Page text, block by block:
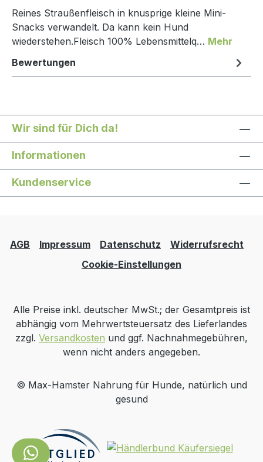
Reines Straußenfleisch in knusprige kleine Mini-
Snacks verwandelt. Da kann kein Hund
wiederstehen.Fleisch 100% Lebensmittelq… Mehr
Bewertungen
Wir sind für Dich da!
Informationen
Kundenservice
AGB Impressum Datenschutz
Widerrufsrecht
Cookie-Einstellungen
Alle Preise inkl. deutscher MwSt.; der Gesamtpreis ist
abhängig vom Mehrwertsteuersatz des Lieferlandes
zzgl. Versandkosten und ggf. Nachnahmegebühren,
wenn nicht anders angegeben.
© Max-Hamster Nahrung für Hunde, natürlich und
gesund